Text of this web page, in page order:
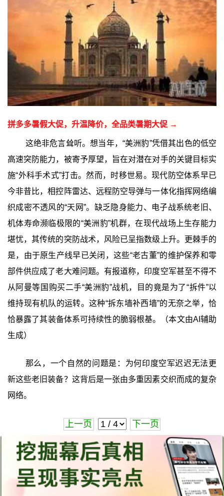
拼多多暑假大促，升温降价，全品类暑期大促 →
这绝非危言耸听。想当年，“美洲豹”凭借其出色的低空
高速突防能力，被寄予厚望，旨在对潜在对手的关键目标实
施“外科手术式”打击。然而，时移世易。现代防空体系早已
今非昔比，相控阵雷达、远程防空导弹与一体化指挥网络编
织成密不透风的“天网”。缺乏隐身能力、电子战系统老旧、
机体寿命濒临极限的“美洲豹”机群，在现代战场上生存能力
堪忧，其传统的突防战术，风险已呈指数级上升。更棘手的
是，由于原生产线早已关闭，这些“老古董”的维护保养和零
部件供应成了老大难问题。有报道称，印度空军甚至不得不
从阿曼等国购买二手“美洲豹”战机，目的竟是为了“拆件”以
维持现有机队的运转。这种“拆东墙补西墙”的无奈之举，恰
恰暴露了其装备体系可持续性的脆弱根基。（本文由AI辅助
生成）
那么，一个自然的问题是：为何印度空军迟迟无法更
新这些老旧装备？这背后是一张由多重因素交织而成的复杂
网络。
上一页 下一页